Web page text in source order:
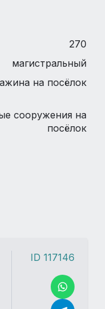
270
магистральный
на посёлок
сооружения на
посёлок
ID 117146